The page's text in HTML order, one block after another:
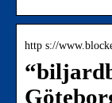
http s://